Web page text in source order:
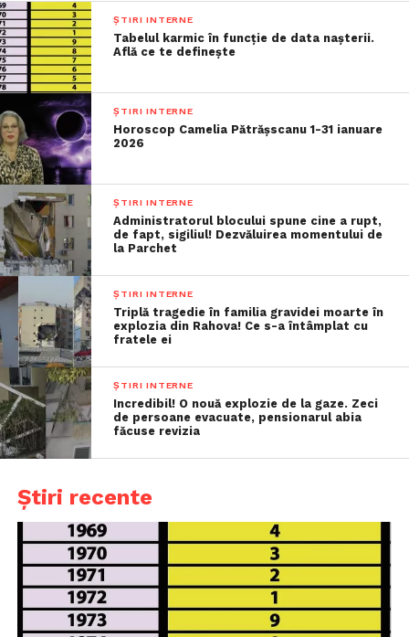
ȘTIRI INTERNE
Tabelul karmic în funcție de data nașterii.
Află ce te definește
ȘTIRI INTERNE
Horoscop Camelia Pătrășscanu 1-31 ianuare
2026
ȘTIRI INTERNE
Administratorul blocului spune cine a rupt,
de fapt, sigiliul! Dezvăluirea momentului de
la Parchet
ȘTIRI INTERNE
Triplă tragedie în familia gravidei moarte în
explozia din Rahova! Ce s-a întâmplat cu
fratele ei
ȘTIRI INTERNE
Incredibil! O nouă explozie de la gaze. Zeci
de persoane evacuate, pensionarul abia
făcuse revizia
Știri recente